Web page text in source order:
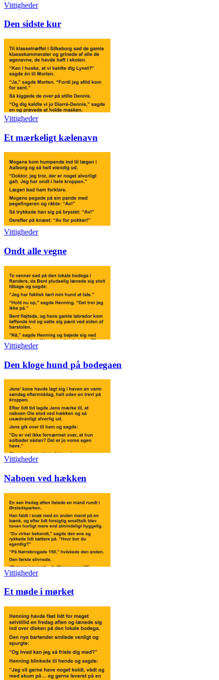
Vittigheder
Den sidste kur
Vittigheder
Et mærkeligt kælenavn
Vittigheder
Ondt alle vegne
Vittigheder
Den kloge hund på bodegaen
Vittigheder
Naboen ved hækken
Vittigheder
Et møde i mørket